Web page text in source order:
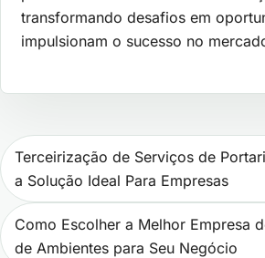
transformando desafios em
impulsionam o sucesso no
Navegação de
Terceirização de Serviços de
a Solução Ideal Para Empresas
Como Escolher a Melhor Empresa
de Ambientes para Seu Negócio